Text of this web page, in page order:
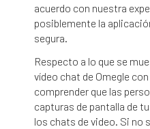
acuerdo con nuestra
posiblemente la
segura.
Respecto a lo que se
vídeo chat de Omegle
comprender que las
capturas de pantalla de
los chats de video. Si no